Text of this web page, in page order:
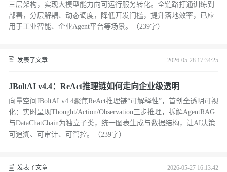
三层架构，实现大模型能力向可运行服务转化。全链路打通训练到
部署，分层解耦、动态调度，降低开发门槛，提升落地效率，已应
用于工业智能、企业Agent平台等场景。（239字）
发表了文章 2026-05-28 17:34:25
JBoltAI v4.4：ReAct推理链如何走向企业级透明
向量空间JBoltAI v4.4聚焦ReAct推理链“可解释性”，首创全透明可视
化：实时呈现Thought/Action/Observation三步推理，拆解AgentRAG
与DataChatChain为独立子类，统一图表生成与数据结构，让AI决策
可追溯、可审计、可管控。（239字）
发表了文章 2026-05-27 16:13:42